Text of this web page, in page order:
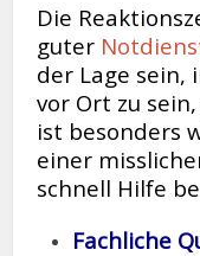
Die
guter
der Lage sein,
vor Ort zu
ist besonders
einer
schnell Hilfe
Fachliche